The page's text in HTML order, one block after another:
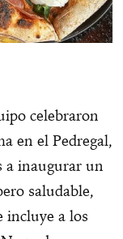
celebraron
en el Pedregal,
a inaugurar un
saludable,
incluye a los